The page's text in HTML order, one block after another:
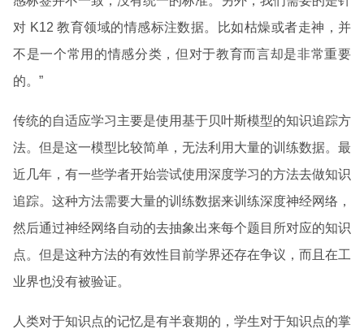
对 K12 教育领域的情感标注数据。比如枯燥或者走神，并
不是一个常用的情感分类，但对于教育而言却是非常重要
的。”
传统的自适应学习主要是使用基于贝叶斯模型的知识追踪方
法。但是这一模型比较简单，无法利用大量的训练数据。最
近几年，有一些学者开始尝试使用深度学习的方法去做知识
追踪。这种方法需要大量的训练数据来训练深度神经网络，
然后通过神经网络自动的去抽象出来每个题目所对应的知识
点。但是这种方法的有效性目前学界还存在争议，而且在工
业界也没有被验证。
人类对于知识点的记忆是有半衰期的，学生对于知识点的掌